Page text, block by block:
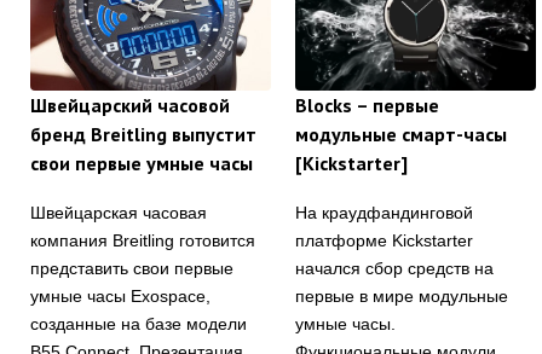
Швейцарский часовой
бренд Breitling выпустит
свои первые умные часы
Швейцарская часовая
компания Breitling готовится
представить свои первые
умные часы Exospace,
созданные на базе модели
Blocks – первые
модульные смарт-часы
[Kickstarter]
На краудфандинговой
платформе Kickstarter
начался сбор средств на
первые в мире модульные
умные часы.